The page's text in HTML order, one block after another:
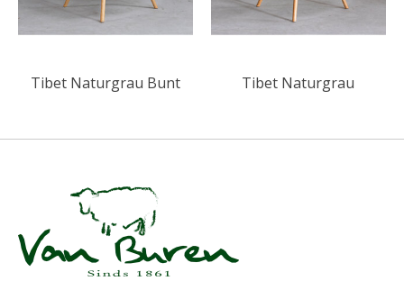
Tibet Naturgrau Bunt Tibet Naturgrau